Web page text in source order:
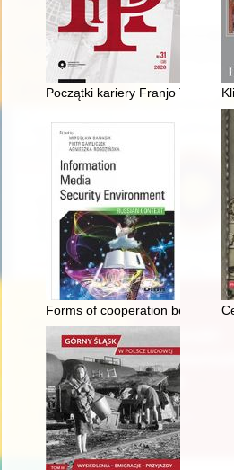
Początki kariery Franjo
Forms of cooperation between